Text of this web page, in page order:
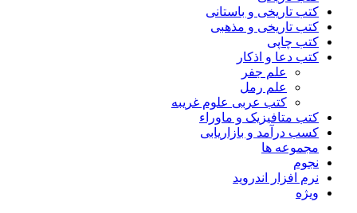
کتب تاریخی و باستانی
کتب تاریخی و مذهبی
کتب چاپی
کتب دعا و اذکار
علم جفر
علم رمل
کتب عربی علوم غریبه
کتب متافیزیک و ماوراء
کسب درآمد و بازاریابی
مجموعه ها
نجوم
نرم افزار اندروید
ویژه